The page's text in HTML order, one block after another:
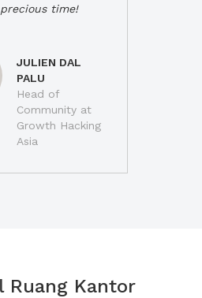
time!
JULIEN DAL
PALU
Head of
Community at
Growth Hacking
Asia
Ruang Kantor